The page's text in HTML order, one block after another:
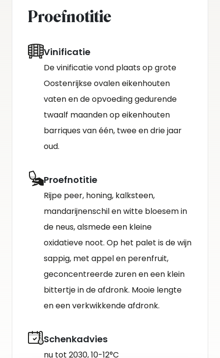
Proefnotitie
Vinificatie
De vinificatie vond plaats op grote
Oostenrijkse ovalen eikenhouten
vaten en de opvoeding gedurende
twaalf maanden op eikenhouten
barriques van één, twee en drie jaar
oud.
Proefnotitie
Rijpe peer, honing, kalksteen,
mandarijnenschil en witte bloesem in
de neus, alsmede een kleine
oxidatieve noot. Op het palet is de wijn
sappig, met appel en perenfruit,
geconcentreerde zuren en een klein
bittertje in de afdronk. Mooie lengte
en een verkwikkende afdronk.
Schenkadvies
nu tot 2030, 10-12°C